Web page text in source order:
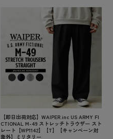
【即日出荷対応】WAIPER.inc US ARMY FI
CTIONAL M-49 ストレッチトラウザー スト
レート【WP1142】【T】【キャンペーン対
象外】ミリタリー